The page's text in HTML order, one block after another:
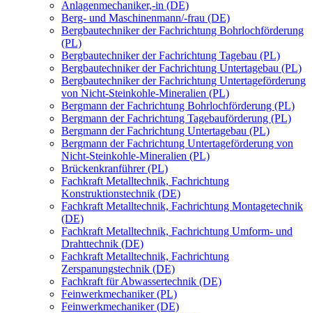
Anlagenmechaniker,-in (DE)
Berg- und Maschinenmann/-frau (DE)
Bergbautechniker der Fachrichtung Bohrlochförderung
(PL)
Bergbautechniker der Fachrichtung Tagebau (PL)
Bergbautechniker der Fachrichtung Untertagebau (PL)
Bergbautechniker der Fachrichtung Untertageförderung
von Nicht-Steinkohle-Mineralien (PL)
Bergmann der Fachrichtung Bohrlochförderung (PL)
Bergmann der Fachrichtung Tagebauförderung (PL)
Bergmann der Fachrichtung Untertagebau (PL)
Bergmann der Fachrichtung Untertageförderung von
Nicht-Steinkohle-Mineralien (PL)
Brückenkranführer (PL)
Fachkraft Metalltechnik, Fachrichtung
Konstruktionstechnik (DE)
Fachkraft Metalltechnik, Fachrichtung Montagetechnik
(DE)
Fachkraft Metalltechnik, Fachrichtung Umform- und
Drahttechnik (DE)
Fachkraft Metalltechnik, Fachrichtung
Zerspanungstechnik (DE)
Fachkraft für Abwassertechnik (DE)
Feinwerkmechaniker (PL)
Feinwerkmechaniker (DE)